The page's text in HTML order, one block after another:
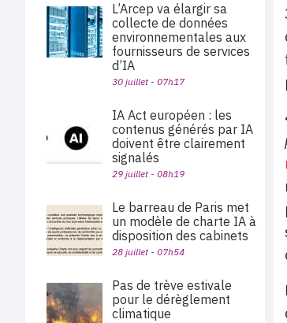
L’Arcep va élargir sa
collecte de données
environnementales aux
fournisseurs de services
d’IA
30 juillet - 07h17
IA Act européen : les
contenus générés par IA
doivent être clairement
signalés
29 juillet - 08h19
Le barreau de Paris met
un modèle de charte IA à
disposition des cabinets
28 juillet - 07h54
Pas de trève estivale
pour le dérèglement
climatique